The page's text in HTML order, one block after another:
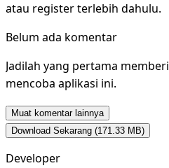
atau register terlebih dahulu.
Belum ada komentar
Jadilah yang pertama
mencoba aplikasi ini.
Muat komentar lainnya
Download Sekarang (171.33 MB)
Developer